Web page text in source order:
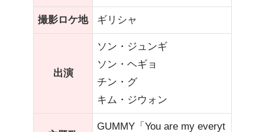
撮影ロケ地 ギリシャ
出演
ソン・ジュンギ
ソン・ヘギョ
チン・グ
キム・ジウォン
GUMMY「You are my everyt